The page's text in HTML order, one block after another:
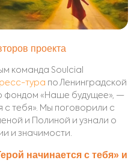
проекта
команда Soulcial
тура по Ленинградской
фондом «Наше будущее», —
с тебя». Мы поговорили с
и Полиной и узнали о
и значимости.
начинается с тебя» и